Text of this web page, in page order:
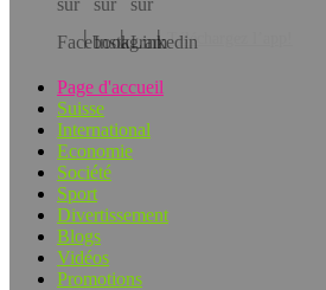
Téléchargez l’app!
Page d'accueil
Suisse
International
Economie
Société
Sport
Divertissement
Blogs
Vidéos
Promotions